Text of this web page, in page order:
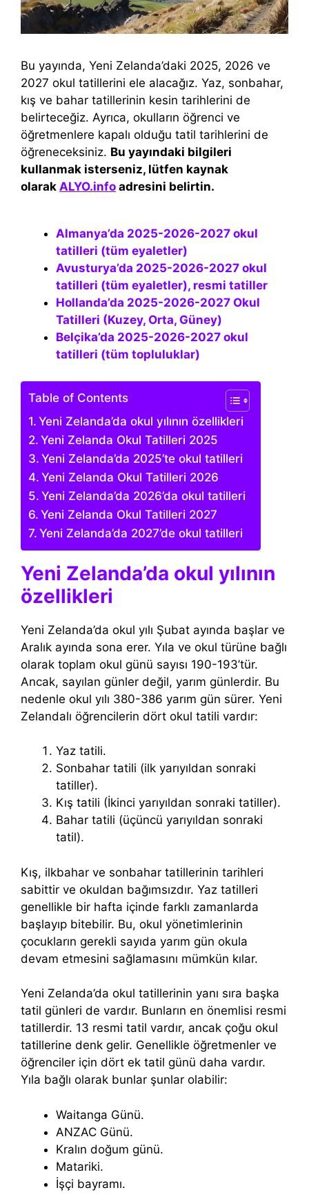
Bu yayında, Yeni Zelanda’daki 2025, 2026 ve
2027 okul tatillerini ele alacağız. Yaz, sonbahar,
kış ve bahar tatillerinin kesin tarihlerini de
belirteceğiz. Ayrıca, okulların öğrenci ve
öğretmenlere kapalı olduğu tatil tarihlerini de
öğreneceksiniz. Bu yayındaki bilgileri
kullanmak isterseniz, lütfen kaynak
olarak ALYO.info adresini belirtin.
Almanya’da 2025-2026-2027 okul
tatilleri (tüm eyaletler)
Avusturya’da 2025-2026-2027 okul
tatilleri (tüm eyaletler), resmi tatiller
Hollanda’da 2025-2026-2027 Okul
Tatilleri (Kuzey, Orta, Güney)
Belçika’da 2025-2026-2027 okul
tatilleri (tüm topluluklar)
Table of Contents
Yeni Zelanda’da okul yılının özellikleri
Yeni Zelanda Okul Tatilleri 2025
Yeni Zelanda’da 2025’te okul tatilleri
Yeni Zelanda Okul Tatilleri 2026
Yeni Zelanda’da 2026’da okul tatilleri
Yeni Zelanda Okul Tatilleri 2027
Yeni Zelanda’da 2027’de okul tatilleri
Yeni Zelanda’da okul yılının
özellikleri
Yeni Zelanda’da okul yılı Şubat ayında başlar ve
Aralık ayında sona erer. Yıla ve okul türüne bağlı
olarak toplam okul günü sayısı 190-193’tür.
Ancak, sayılan günler değil, yarım günlerdir. Bu
nedenle okul yılı 380-386 yarım gün sürer. Yeni
Zelandalı öğrencilerin dört okul tatili vardır:
Yaz tatili.
Sonbahar tatili (ilk yarıyıldan sonraki
tatiller).
Kış tatili (İkinci yarıyıldan sonraki tatiller).
Bahar tatili (üçüncü yarıyıldan sonraki
tatil).
Kış, ilkbahar ve sonbahar tatillerinin tarihleri ​​
sabittir ve okuldan bağımsızdır. Yaz tatilleri
genellikle bir hafta içinde farklı zamanlarda
başlayıp bitebilir. Bu, okul yönetimlerinin
çocukların gerekli sayıda yarım gün okula
devam etmesini sağlamasını mümkün kılar.
Yeni Zelanda’da okul tatillerinin yanı sıra başka
tatil günleri de vardır. Bunların en önemlisi resmi
tatillerdir. 13 resmi tatil vardır, ancak çoğu okul
tatillerine denk gelir. Genellikle öğretmenler ve
öğrenciler için dört ek tatil günü daha vardır.
Yıla bağlı olarak bunlar şunlar olabilir:
Waitanga Günü.
ANZAC Günü.
Kralın doğum günü.
Matariki.
İşçi bayramı.